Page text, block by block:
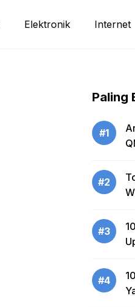
Elektronik Internet
Paling
#1
#2
#3
#4